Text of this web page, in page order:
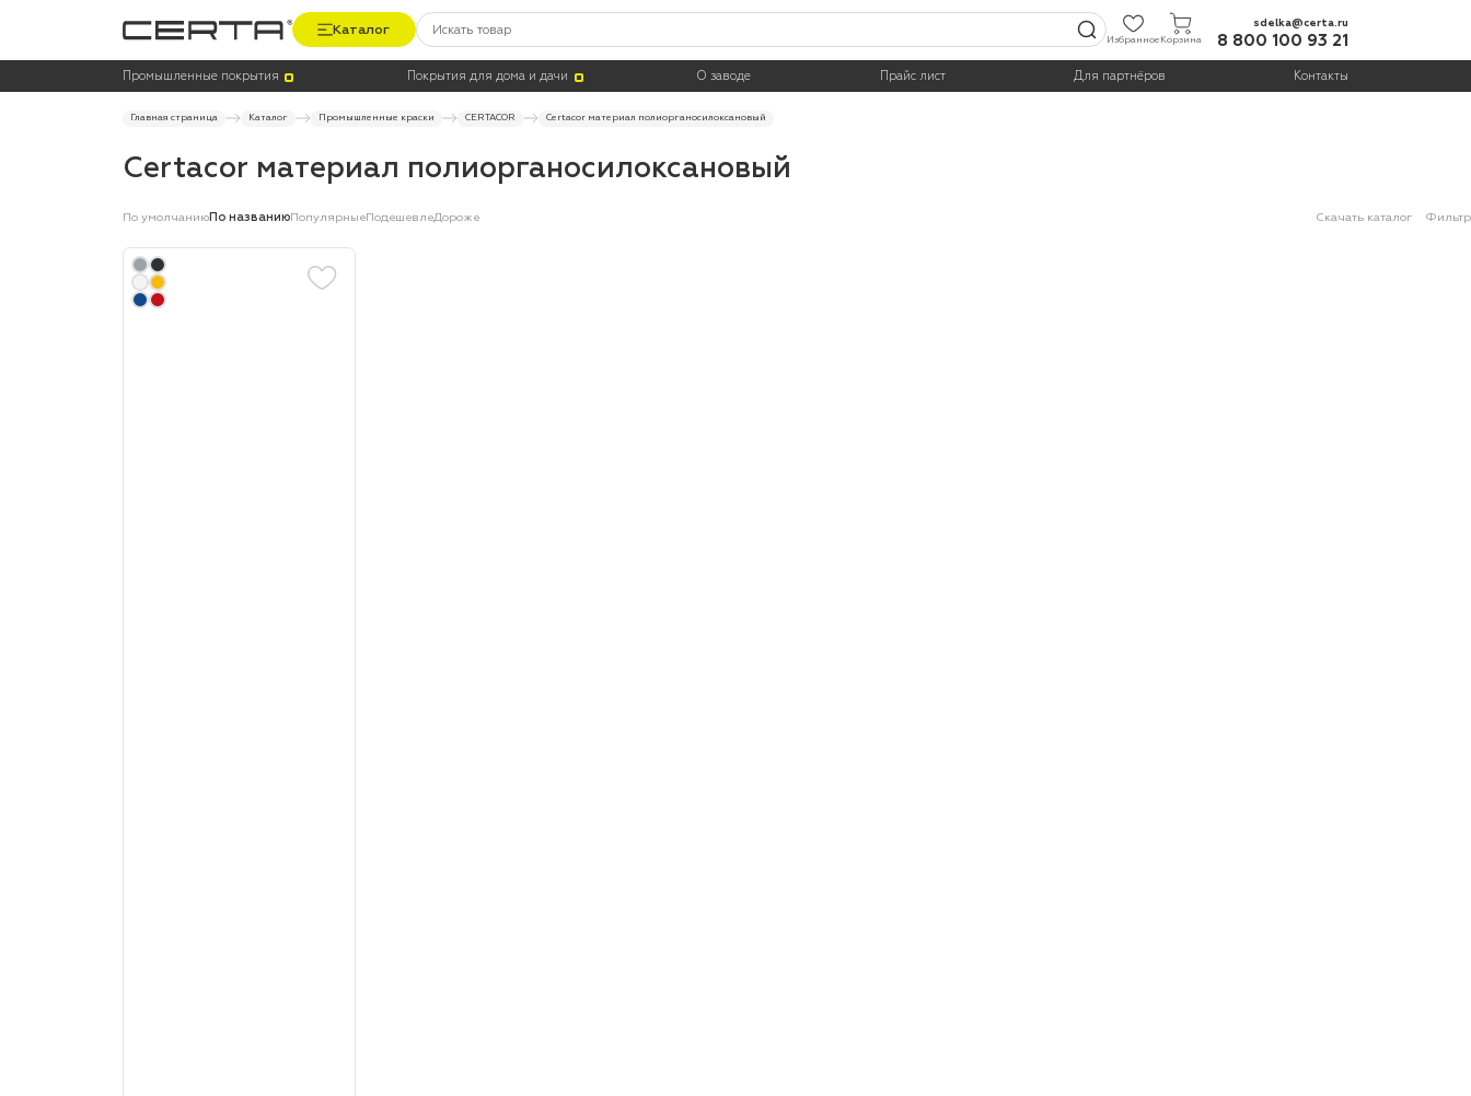
Каталог
ИзбранноеКорзина
sdelka@certa.ru
8 800 100 93 21
Промышленные покрытия Покрытия для дома и дачи О заводе Прайс лист Для партнёров Контакты
Главная страница Каталог Промышленные краски CERTACOR Certacor материал полиорганосилоксановый
Certacor материал полиорганосилоксановый
Термостойкость, до °C Цвет Тара
По умолчаниюПо названиюПопулярныеПодешевлеДороже Скачать каталог Фильтр